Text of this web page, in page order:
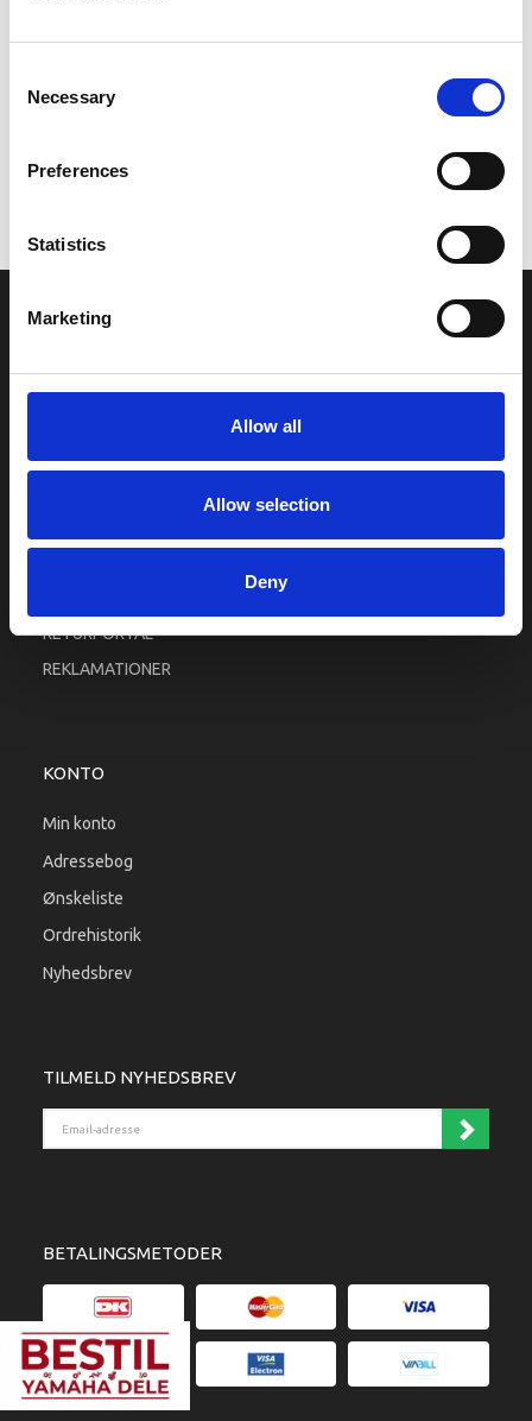
Selection
Necessary
Preferences
Statistics
Marketing
Allow all
Allow selection
Deny
Vi oplever i øjeblikket store og hyppige prisændringer i markedet.
leveres, eller hvor prisen afviger fra det viste. Vi kontakter dig
naturligvis, hvis dette er tilfældet.
INFORMATIONER
RETURPORTAL
REKLAMATIONER
KONTO
Min konto
Adressebog
Ønskeliste
Ordrehistorik
Nyhedsbrev
TILMELD NYHEDSBREV
BETALINGSMETODER